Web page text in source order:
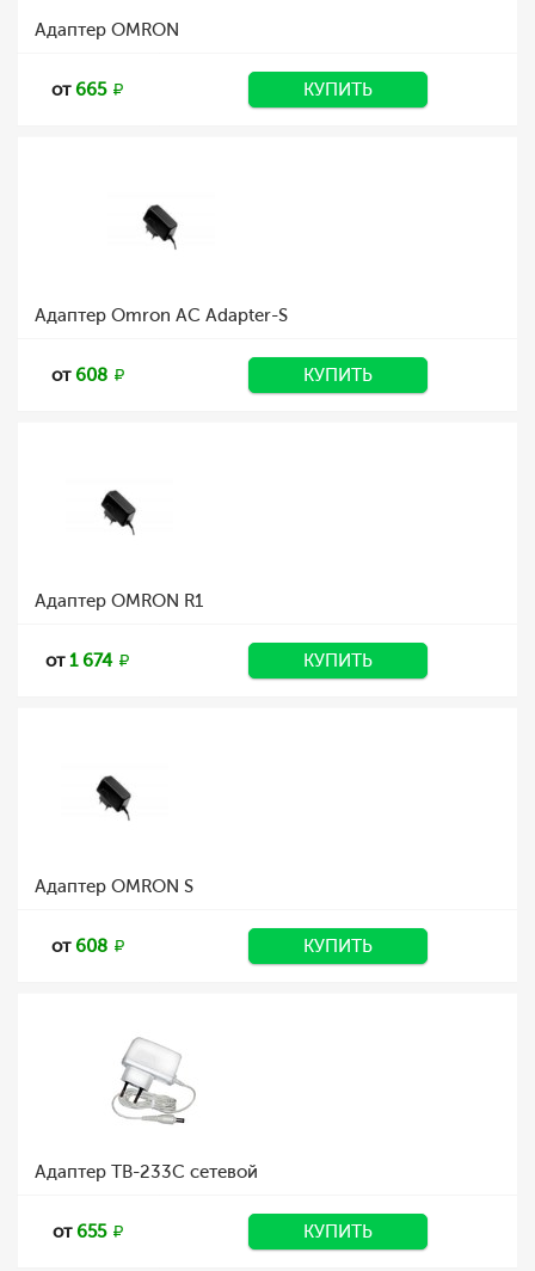
Адаптер OMRON
от665 КУПИТЬ
Адаптер Omron AC Adapter-S
от608 КУПИТЬ
Адаптер OMRON R1
от1 674 КУПИТЬ
Адаптер OMRON S
от608 КУПИТЬ
Адаптер TB-233C сетевой
от655 КУПИТЬ